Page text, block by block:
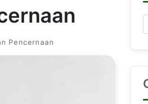
Pencernaan